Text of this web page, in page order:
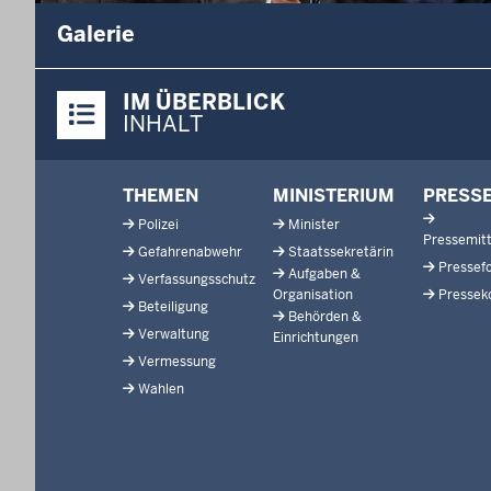
Galerie
Inhalte
IM ÜBERBLICK
INHALT
THEMEN
Polizei
Gefahrenabwehr
Verfassungsschutz
Beteiligung
Verwaltung
Vermessung
Wahlen
MINISTERIUM
Minister
Staatssekretärin
Aufgaben &
Organisation
Behörden &
Einrichtungen